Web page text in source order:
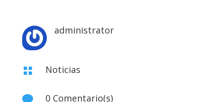
administrator
 Noticias
 0 Comentario(s)